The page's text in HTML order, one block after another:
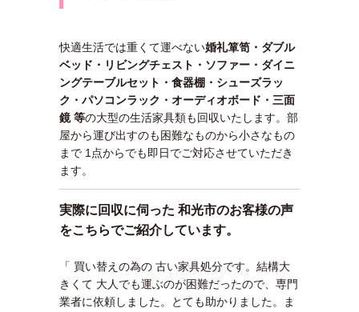
快適生活では重くて運べない婚礼箪笥・ダブル
ベッド・リビングチェスト・ソファー・ダイニ
ングテーブルセット・食器棚・シューズラッ
ク・パソコンラック・オーディオボード・三面
鏡 等の大型の生活家具類も回収いたします。部
屋から運び出すのも困難なものから小さなもの
まで 1点からでも即日でご対応させていただき
ます。
実際に回収に伺った 和光市のお客様の声
をこちらでご紹介しています。
「 買い替えの為の 古い家具処分です。結構大
きくて 大人でも運ぶのが困難だったので、専門
業者に依頼しました。とても助かりました。ま